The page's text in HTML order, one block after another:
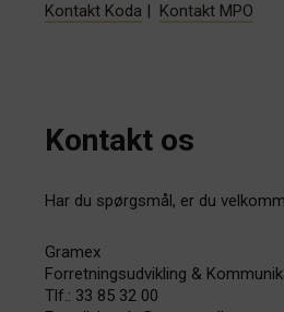
Kontakt Koda Kontakt MPO
Kontakt os
Har du spørgsmål, er du
Gramex
Forretningsudvikling &
Tlf.: 33 85 32 00